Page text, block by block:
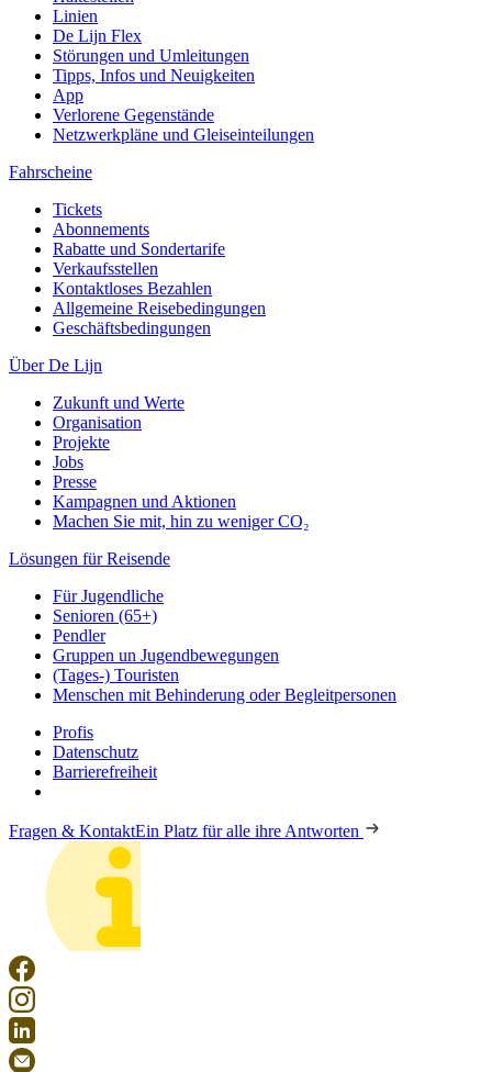
Linien
De Lijn Flex
Störungen und Umleitungen
Tipps, Infos und Neuigkeiten
App
Verlorene Gegenstände
Netzwerkpläne und Gleiseinteilungen
Fahrscheine
Tickets
Abonnements
Rabatte und Sondertarife
Verkaufsstellen
Kontaktloses Bezahlen
Allgemeine Reisebedingungen
Geschäftsbedingungen
Über De Lijn
Zukunft und Werte
Organisation
Projekte
Jobs
Presse
Kampagnen und Aktionen
Machen Sie mit, hin zu weniger CO₂
Lösungen für Reisende
Für Jugendliche
Senioren (65+)
Pendler
Gruppen un Jugendbewegungen
(Tages-) Touristen
Menschen mit Behinderung oder Begleitpersonen
Profis
Datenschutz
Barrierefreiheit
Fragen & KontaktEin Platz für alle ihre Antworten